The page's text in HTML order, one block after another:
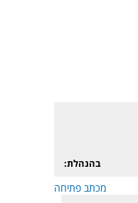
בהנהלת:
מכתב פתיחה